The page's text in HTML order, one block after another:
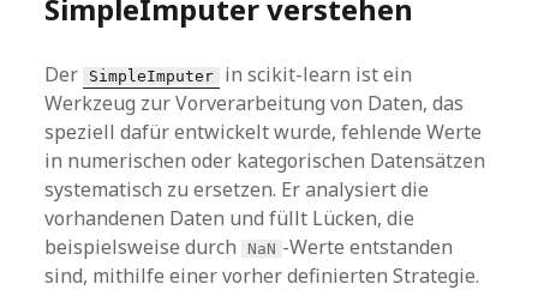
SimpleImputer verstehen
Der SimpleImputer
in scikit-learn ist ein
Werkzeug zur Vorverarbeitung von Daten, das
speziell dafür entwickelt wurde, fehlende Werte
in numerischen oder kategorischen Datensätzen
systematisch zu ersetzen. Er analysiert die
vorhandenen Daten und füllt Lücken, die
beispielsweise durch
NaN -Werte entstanden
sind, mithilfe einer vorher definierten Strategie.